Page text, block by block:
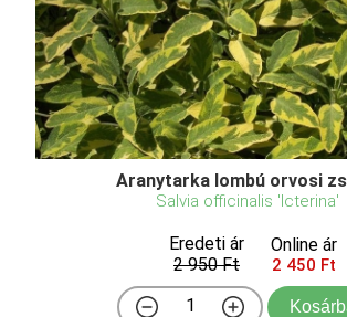
Aranytarka lombú orvosi
Salvia officinalis 'Icterina'
Eredeti ár
2 950 Ft
Online ár
2 450 Ft